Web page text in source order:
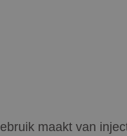
maakt van